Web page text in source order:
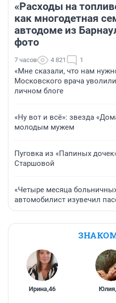
«Расходы на
как многодетная
автодоме из
фото
7 часов 4 821 1
«Мне сказали, что нам
Московского врача
личном блоге
«Ну вот и всё»: звезда
молодым мужем
Пуговка из «Папиных
Старшовой
«Четыре месяца
автомобилист изувечил
Ирина,46 Юлия,